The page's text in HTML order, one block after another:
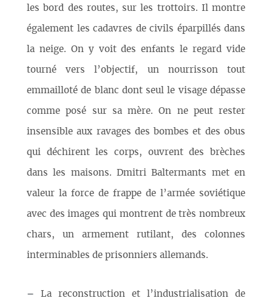
les bord des routes, sur les trottoirs. Il montre
également les cadavres de civils éparpillés dans
la neige. On y voit des enfants le regard vide
tourné vers l’objectif, un nourrisson tout
emmailloté de blanc dont seul le visage dépasse
comme posé sur sa mère. On ne peut rester
insensible aux ravages des bombes et des obus
qui déchirent les corps, ouvrent des brèches
dans les maisons. Dmitri Baltermants met en
valeur la force de frappe de l’armée soviétique
avec des images qui montrent de très nombreux
chars, un armement rutilant, des colonnes
interminables de prisonniers allemands.
– La reconstruction et l’industrialisation de